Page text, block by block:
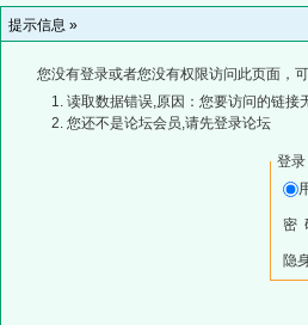
提示信息 »
您没有登录或者您没有权限访问此页面，
读取数据错误,原因：您要访问的链接
您还不是论坛会员,请先登录论坛
登录
密
隐